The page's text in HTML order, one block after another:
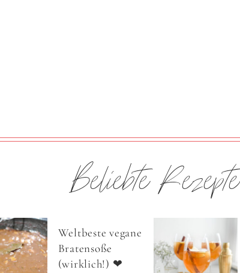
Beliebte Rezepte
Weltbeste vegane
Bratensoße
(wirklich!) ❤